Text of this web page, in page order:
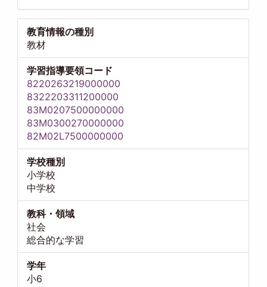
教育情報の種別
教材
学習指導要領コード
8220263219000000
8322203311200000
83M0207500000000
83M0300270000000
82M02L7500000000
学校種別
小学校
中学校
教科・領域
社会
総合的な学習
学年
小6